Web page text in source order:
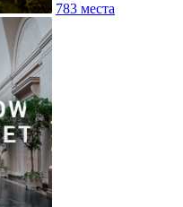
783 места